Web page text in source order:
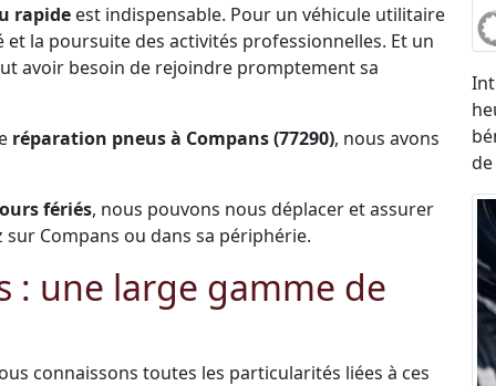
rapide est indispensable. Pour un véhicule utilitaire
la poursuite des activités professionnelles. Et un
avoir besoin de rejoindre promptement sa
réparation pneus à Compans (77290), nous avons
fériés, nous pouvons nous déplacer et assurer
Compans ou dans sa périphérie.
: une large gamme de
connaissons toutes les particularités liées à ces